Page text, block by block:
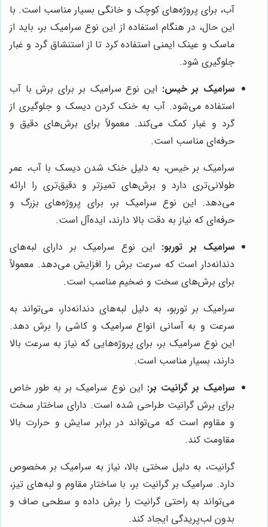
آب، برای پروژه‌های کوچک و خانگی بسیار مناسب است. با
این حال، در هنگام استفاده از این نوع سرامیک بر، باید از
ماسک و عینک ایمنی استفاده کرد تا از استنشاق گرد و غبار
جلوگیری شود.
سرامیک بر خیس: این نوع سرامیک بر برای برش با آب
استفاده می‌شود. آب به خنک کردن دیسک و جلوگیری از
گرد و غبار کمک می‌کند. معمولاً برای برش‌های دقیق و
حرفه‌ای مناسب است.
سرامیک بر خیس، به دلیل خنک شدن دیسک با آب، عمر
طولانی‌تری دارد و برش‌های تمیزتر و دقیق‌تری را ارائه
می‌دهد. این نوع سرامیک بر، برای پروژه‌های بزرگ و
حرفه‌ای که نیاز به دقت بالا دارند، ایده‌آل است.
سرامیک بر توربو: این نوع سرامیک بر دارای لبه‌های
دندانه‌دار است که سرعت برش را افزایش می‌دهد. معمولاً
برای برش‌های سخت و ضخیم مناسب است.
سرامیک بر توربو، به دلیل لبه‌های دندانه‌دار، می‌تواند به
سرعت و به آسانی انواع سرامیک و کاشی را برش دهد.
این نوع سرامیک بر، برای پروژه‌هایی که نیاز به سرعت بالا
دارند، بسیار مناسب است.
سرامیک بر گرانیت بر: این نوع سرامیک بر به طور خاص
برای برش گرانیت طراحی شده است. دارای ساختار سخت
و مقاوم است که می‌تواند در برابر سایش و حرارت بالا
مقاومت کند.
گرانیت، به دلیل سختی بالا، نیاز به سرامیک بر مخصوص
دارد. سرامیک بر گرانیت بر، با ساختار مقاوم و لبه‌های تیز،
می‌تواند به راحتی گرانیت را برش داده و سطحی صاف و
بدون لب‌پریدگی ایجاد کند.